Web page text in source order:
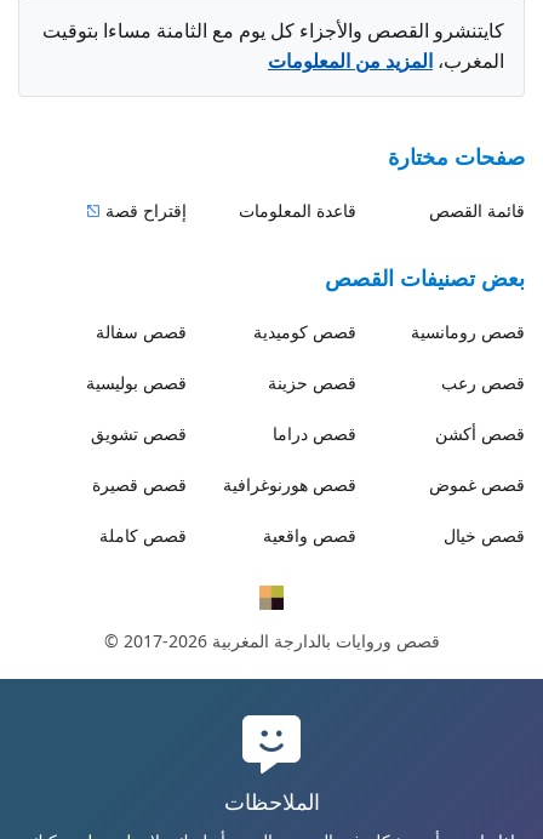
كايتنشرو القصص والأجزاء كل يوم مع الثامنة مساءا بتوقيت
المغرب، المزيد من المعلومات
صفحات مختارة
قائمة القصص قاعدة المعلومات إقتراح قصة
بعض تصنيفات القصص
قصص رومانسية قصص كوميدية قصص سفالة
قصص رعب قصص حزينة قصص بوليسية
قصص أكشن قصص دراما قصص تشويق
قصص غموض قصص هورنوغرافية قصص قصيرة
قصص خيال قصص واقعية قصص كاملة
قصص وروايات بالدارجة المغربية© 2017-2026
الملاحظات